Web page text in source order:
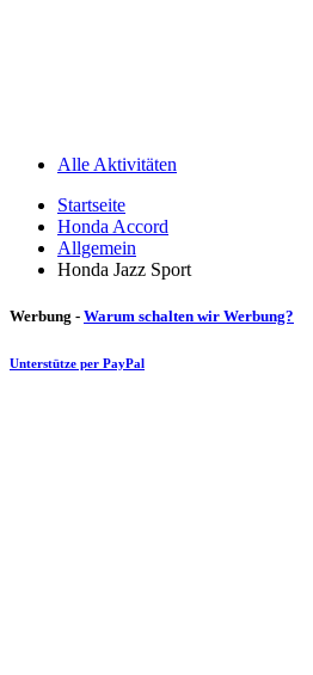
Alle Aktivitäten
Startseite
Honda Accord
Allgemein
Honda Jazz Sport
Werbung - Warum schalten wir Werbung?
Unterstütze per PayPal